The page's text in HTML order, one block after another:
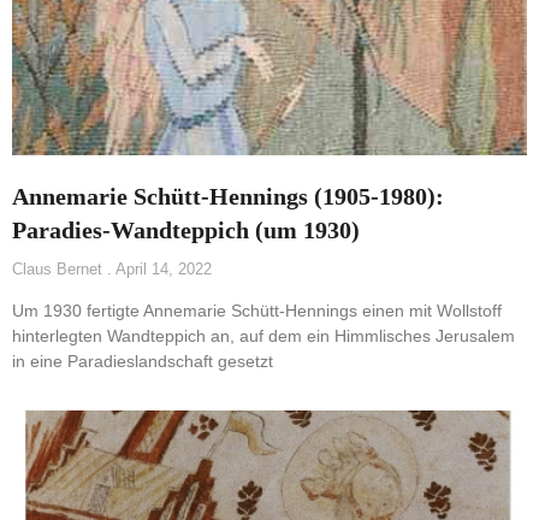
Annemarie Schütt-Hennings (1905-1980):
Paradies-Wandteppich (um 1930)
Claus Bernet April 14, 2022
Um 1930 fertigte Annemarie Schütt-Hennings einen mit Wollstoff
hinterlegten Wandteppich an, auf dem ein Himmlisches Jerusalem
in eine Paradieslandschaft gesetzt